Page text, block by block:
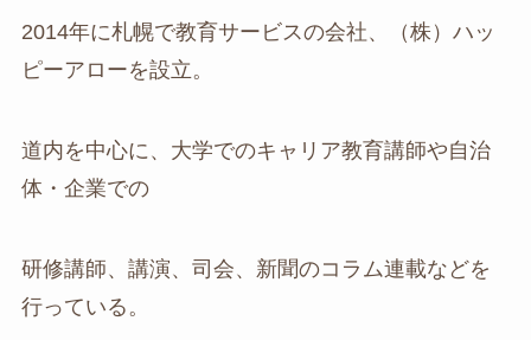
2014年に札幌で教育サービスの会社、（株）ハッ
ピーアローを設立。
道内を中心に、大学でのキャリア教育講師や自治
体・企業での
研修講師、講演、司会、新聞のコラム連載などを
行っている。